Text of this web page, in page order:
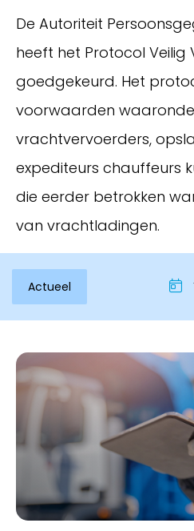
Inloggen
De Autoriteit
heeft het Protocol Veilig
goedgekeurd. Het
voorwaarden
vrachtvervoerders,
expediteurs chauffeurs
die eerder betrokken
van vrachtladingen.
Actueel